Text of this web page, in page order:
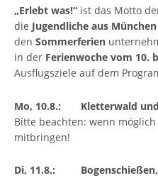
„Erlebt was!“ ist das Motto
die Jugendliche aus München
den Sommerferien
in der Ferienwoche vom 10.
Ausflugsziele auf dem
Mo, 10.8.: Kletterwald und
Bitte beachten: wenn
mitbringen!
Di, 11.8.: Bogenschießen,